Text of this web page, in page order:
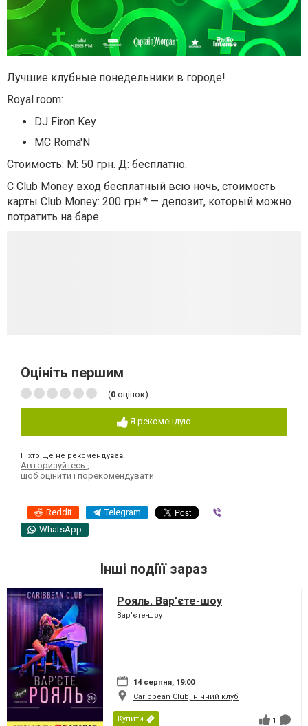
Лучшие клубные понедельники в городе!
Royal room:
DJ Firon Key
MC Roma'N
Стоимость: М: 50 грн. Д: бесплатно.
С Club Money вход бесплатный всю ночь, стоимость
карты Club Money: 200 грн.* — депозит, который можно
потратить на баре.
Оцініть першим
(0 оцінок)
Я рекомендую
Ніхто ще не рекомендував
Авторизуйтесь
щоб оцінити і порекомендувати
Reddit Telegram
WhatsApp
Інші подіїї зараз
Рояль. Вар’єте-шоу
Вар’єте-шоу
14 серпня, 19:00
Caribbean Club, нічний клуб
Купити 1